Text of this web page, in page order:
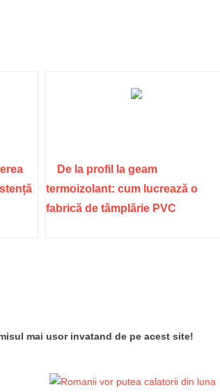
De la profil la geam
termoizolant: cum lucrează o
fabrică de tâmplărie PVC
mai usor invatand de pe acest site!